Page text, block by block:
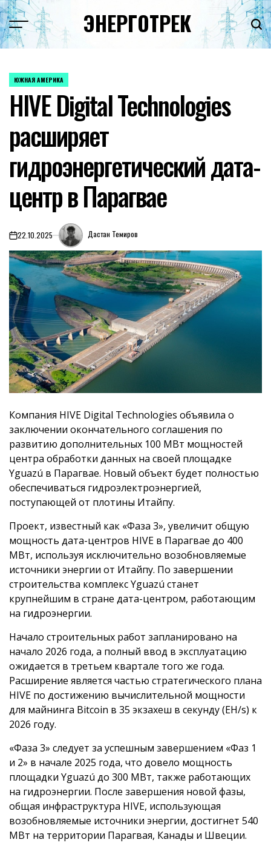
Перейти
к
содержимому
ЭНЕРГОТРЕК
ОПУБЛИКОВАНО
ЮЖНАЯ АМЕРИКА
HIVE Digital Technologies
расширяет
гидроэнергетический дата-
центр в Парагвае
on22.10.2025 Дастан Темиров
Компания HIVE Digital Technologies объявила о
заключении окончательного соглашения по
развитию дополнительных 100 МВт мощностей
центра обработки данных на своей площадке
Yguazú в Парагвае. Новый объект будет полностью
обеспечиваться гидроэлектроэнергией,
поступающей от плотины Итайпу.
Проект, известный как «Фаза 3», увеличит общую
мощность дата-центров HIVE в Парагвае до 400
МВт, используя исключительно возобновляемые
источники энергии от Итайпу. По завершении
строительства комплекс Yguazú станет
крупнейшим в стране дата-центром, работающим
на гидроэнергии.
Начало строительных работ запланировано на
начало 2026 года, а полный ввод в эксплуатацию
ожидается в третьем квартале того же года.
Расширение является частью стратегического плана
HIVE по достижению вычислительной мощности
для майнинга Bitcoin в 35 экзахеш в секунду (EH/s) к
2026 году.
«Фаза 3» следует за успешным завершением «Фаз 1
и 2» в начале 2025 года, что довело мощность
площадки Yguazú до 300 МВт, также работающих
на гидроэнергии. После завершения новой фазы,
общая инфраструктура HIVE, использующая
возобновляемые источники энергии, достигнет 540
МВт на территории Парагвая, Канады и Швеции.